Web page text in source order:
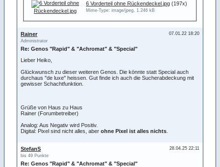
6 Vorderteil ohne Rückendeckel.jpg (197x)
Mime-Type: image/jpeg, 1.246 kB
07.01.22 18:20
Rainer
Administrator
Re: Genos "Rapid" & "Achromat" & "Special"
Lieber Heiko,
Glückwunsch zu dieser weiteren Genos. Die könnte statt Special auch
durchaus "de luxe" heissen. Gut finde ich auch die Sucherabdeckung mit
gewisser Schachtfunktion.
Grüße von Haus zu Haus
Rainer (Forumbetreiber)
Analog: Aus Negativ wird Positiv.
Digital: Pixel sind nicht alles, aber ohne Pixel ist alles nichts
28.04.25 22:11
StefanS
bis 49 Punkte
Re: Genos "Rapid" & "Achromat" & "Special"